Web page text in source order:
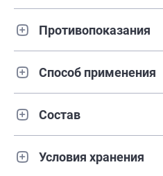
Противопоказания
Способ применения
Состав
Условия хранения